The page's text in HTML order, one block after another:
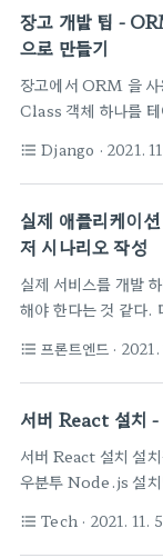
Django 실전 프로
( 패스트캠퍼스 )
정보로 서비스되고
러리, 나라와 도시에
로 저장해서 관리해
가져와서 업데이트 하
장고 개발 팁 - ORM 클래스 생성시 상속 전용
으로 만들기
장고에서 ORM 을
Class 객체 하나를
된다 이때 사용하는
from Django 실전
서비스 ( 패스트캠
라는 것을 하나 더 두
설정하면, 이 class
상속에 쓸 수 있는
"created_at" 이라는
format_list_bulleted Django · 2021.
실제 애플리케이
저 시나리오 작성
실제 서비스를 개발
해야 한다는 것 같다.
생각하는데, 많이 경
작하나 보다. 꼭 따라
듯 한데 (ㅋㅋㅋ 하기
from 조은의 프론트
석과 적정 기술 우선
내용 서비스라면 인증
format_list_bulleted 프론트엔드 ·
서버 React 설치 -
서버 React 설치 설
우분투 Node.js 설
npm 설치 로그를 참
format_list_bulleted Tech · 2021. 11.